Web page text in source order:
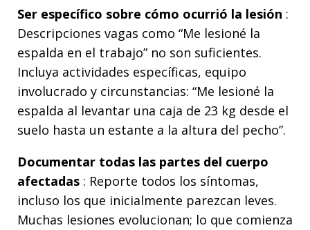
Ser específico sobre cómo ocurrió la lesión :
Descripciones vagas como “Me lesioné la
espalda en el trabajo” no son suficientes.
Incluya actividades específicas, equipo
involucrado y circunstancias: “Me lesioné la
espalda al levantar una caja de 23 kg desde el
suelo hasta un estante a la altura del pecho”.
Documentar todas las partes del cuerpo
afectadas : Reporte todos los síntomas,
incluso los que inicialmente parezcan leves.
Muchas lesiones evolucionan; lo que comienza